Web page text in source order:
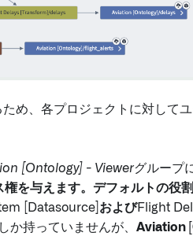
め、各プロジェクトに対して
[Ontology] - Viewerグループ
権を与えます。デフォルトの役
[Datasource] およびFlight
か持っていませんが、 Aviation